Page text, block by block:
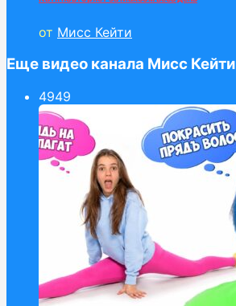
от Мисс Кейти
Еще видео канала Мисс Кейти
4949